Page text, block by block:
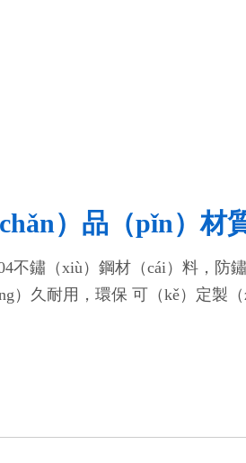
）品（pǐn）材
不鏽（xiù）鋼材（cái）料，防
）久耐用，環保 可（kě）定製